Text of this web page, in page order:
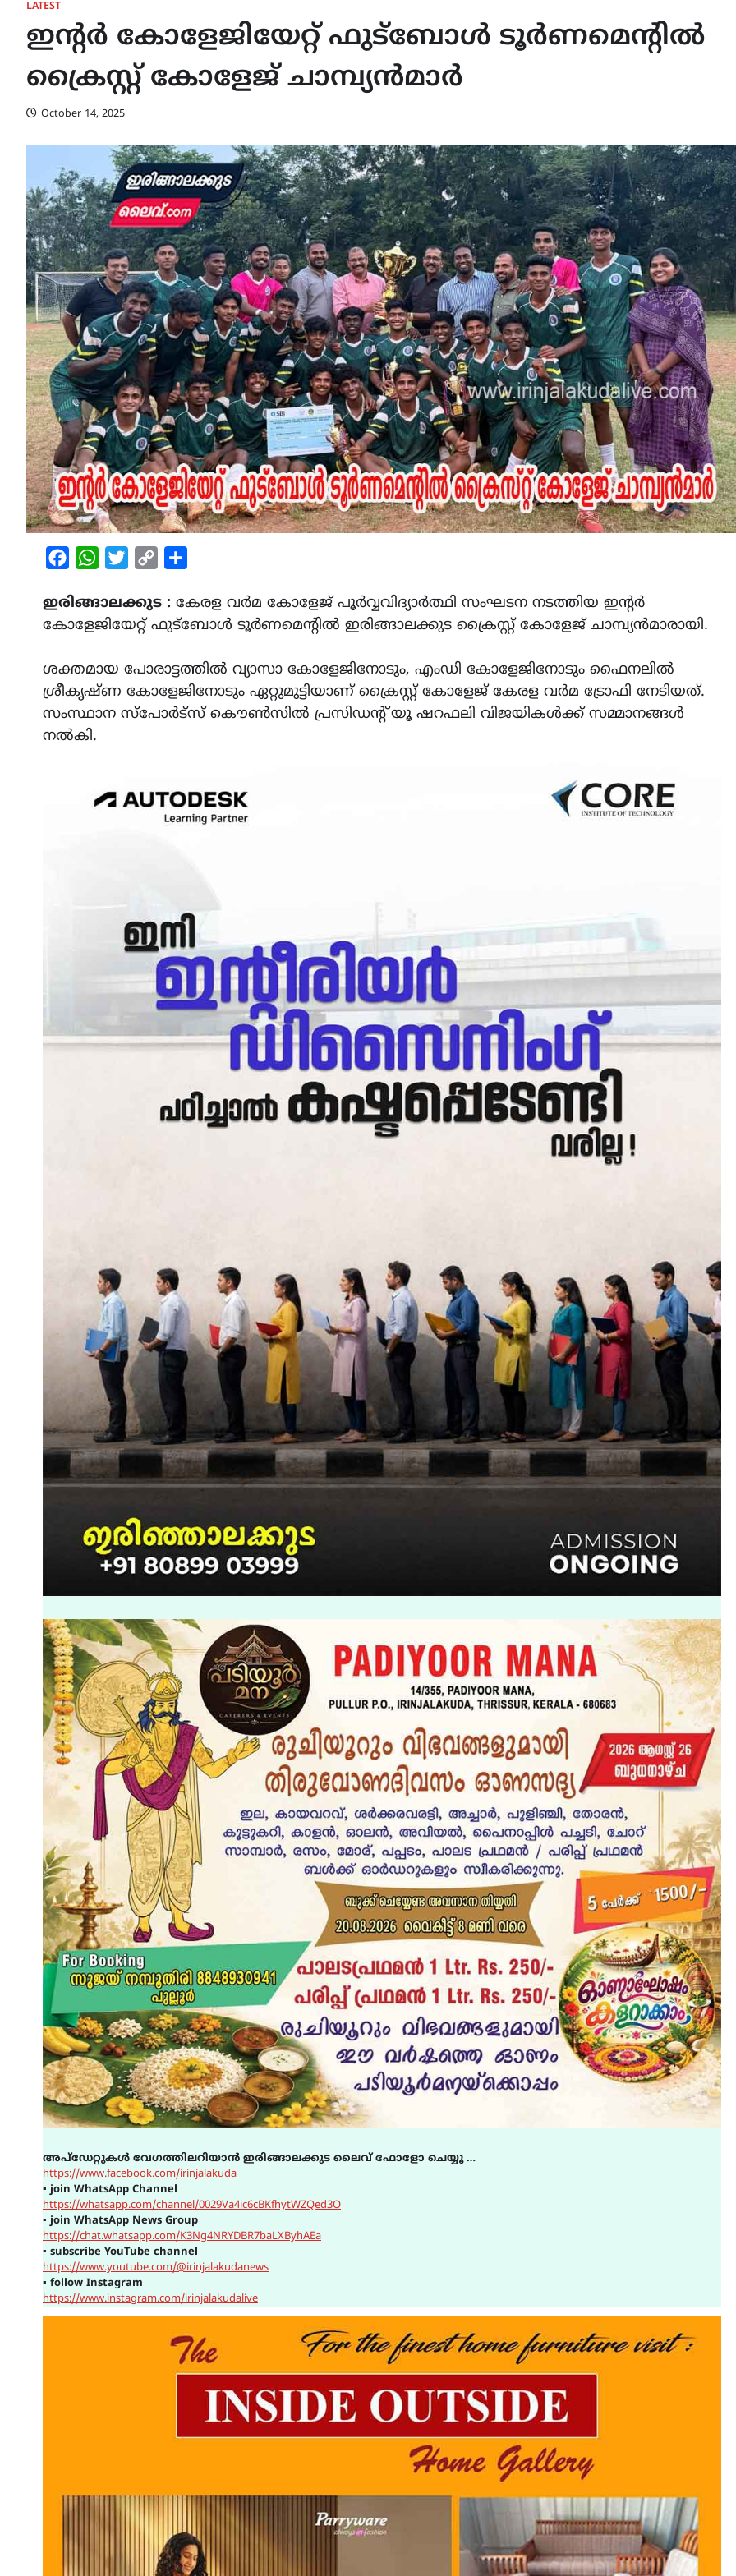
LATEST
ഇന്റർ കോളേജിയേറ്റ് ഫുട്ബോൾ ടൂർണമെന്റിൽ
ക്രൈസ്റ്റ് കോളേജ് ചാമ്പ്യൻമാർ
October 14, 2025
FacebookWhatsAppTwitterCopy
ഇരിങ്ങാലക്കുട : കേരള വർമ കോളേജ് പൂർവ്വവിദ്യാർത്ഥി സംഘടന നടത്തിയ ഇന്റർ
കോളേജിയേറ്റ് ഫുട്ബോൾ ടൂർണമെന്റിൽ ഇരിങ്ങാലക്കുട ക്രൈസ്റ്റ് കോളേജ് ചാമ്പ്യൻമാരായി.
ശക്തമായ പോരാട്ടത്തിൽ വ്യാസാ കോളേജിനോടും, എംഡി കോളേജിനോടും ഫൈനലിൽ
ശ്രീകൃഷ്ണ കോളേജിനോടും ഏറ്റുമുട്ടിയാണ് ക്രൈസ്റ്റ് കോളേജ് കേരള വർമ ട്രോഫി നേടിയത്.
സംസ്ഥാന സ്പോർട്സ് കൌൺസിൽ പ്രസിഡന്റ്‌ യൂ ഷറഫലി വിജയികൾക്ക് സമ്മാനങ്ങൾ
നൽകി.
അപ്ഡേറ്റുകൾ വേഗത്തിലറിയാൻ ഇരിങ്ങാലക്കുട ലൈവ് ഫോളോ ചെയ്യൂ …
https://www.facebook.com/irinjalakuda
▪ join WhatsApp Channel
https://whatsapp.com/channel/0029Va4ic6cBKfhytWZQed3O
▪ join WhatsApp News Group
https://chat.whatsapp.com/K3Ng4NRYDBR7baLXByhAEa
▪ subscribe YouTube channel
https://www.youtube.com/@irinjalakudanews
▪ follow Instagram
https://www.instagram.com/irinjalakudalive
ALERT LATEST NOTICE
ശക്തമായ മഴ തുടരുന്നു –
തൃശൂർ ജില്ലയിൽ എല്ലാ
വിദ്യാഭ്യാസ
ശനിയാഴ്ച അവധി